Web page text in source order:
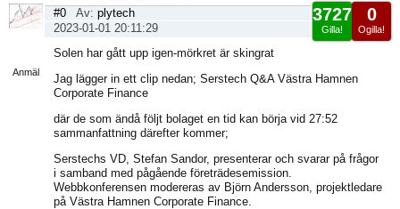
Anmäl
0
Ogilla!
3727
Gilla!
#0 Av: plytech
2023-01-01 20:11:29
Solen har gått upp igen-mörkret är skingrat
Jag lägger in ett clip nedan; Serstech Q&A Västra Hamnen
Corporate Finance
där de som ändå följt bolaget en tid kan börja vid 27:52
sammanfattning därefter kommer;
Serstechs VD, Stefan Sandor, presenterar och svarar på frågor
i samband med pågående företrädesemission.
Webbkonferensen modereras av Björn Andersson, projektledare
på Västra Hamnen Corporate Finance.